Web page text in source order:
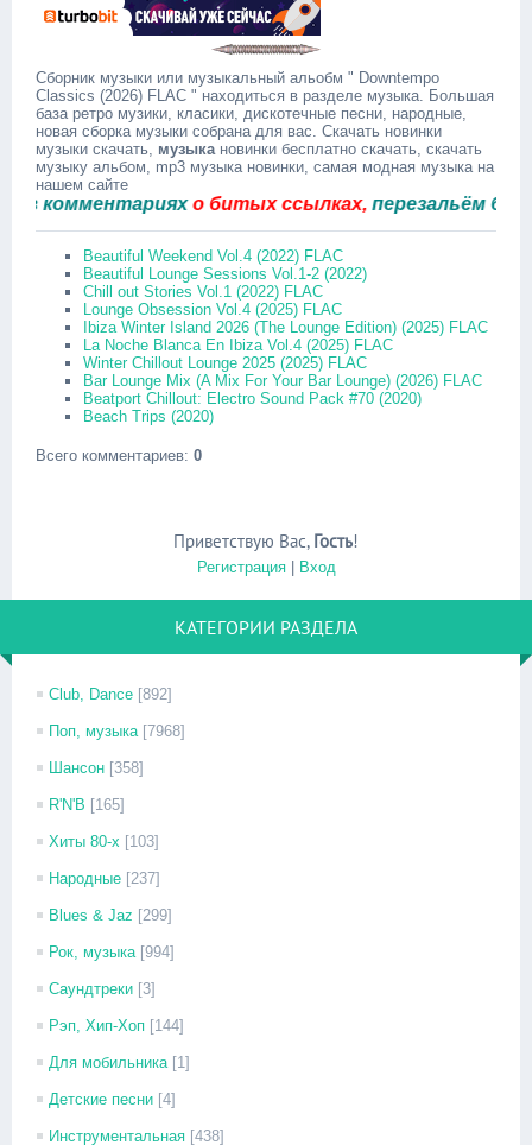
Сборник музыки или музыкальный альобм " Downtempo
Classics (2026) FLAC " находиться в разделе музыка. Большая
база ретро музики, класики, дискотечные песни, народные,
новая сборка музыки собрана для вас. Скачать новинки
музыки скачать, музыкановинки бесплатно скачать, скачать
музыку альбом, mp3 музыка новинки, самая модная музыка на
нашем сайте
о битых ссылках,перезальём быстро.
Beautiful Weekend Vol.4 (2022) FLAC
Beautiful Lounge Sessions Vol.1-2 (2022)
Chill out Stories Vol.1 (2022) FLAC
Lounge Obsession Vol.4 (2025) FLAC
Ibiza Winter Island 2026 (The Lounge Edition) (2025) FLAC
La Noche Blanca En Ibiza Vol.4 (2025) FLAC
Winter Chillout Lounge 2025 (2025) FLAC
Bar Lounge Mix (A Mix For Your Bar Lounge) (2026) FLAC
Beatport Chillout: Electro Sound Pack #70 (2020)
Beach Trips (2020)
Всего комментариев: 0
Приветствую Вас, Гость!
Регистрация| Вход
КАТЕГОРИИ РАЗДЕЛА
Club, Dance [892]
Поп, музыка [7968]
Шансон [358]
R'N'B [165]
Хиты 80-х [103]
Народные [237]
Blues & Jaz [299]
Рок, музыка [994]
Саундтреки [3]
Рэп, Хип-Хоп [144]
Для мобильника [1]
Детские песни [4]
Инструментальная [438]